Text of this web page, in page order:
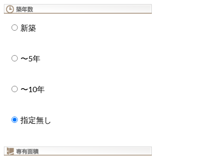
新築
〜5年
〜10年
指定無し